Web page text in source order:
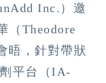
Inc.）邀
（Theodore
晤，針對帶狀
平台（IA-